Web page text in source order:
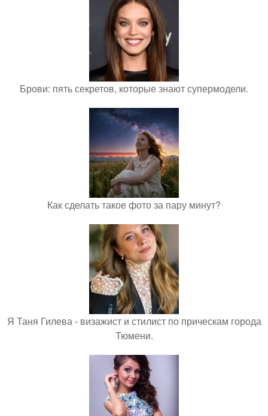
Брови: пять секретов, которые знают супермодели.
Как сделать такое фото за пару минут?
Я Таня Гилева - визажист и стилист по прическам города
Тюмени.